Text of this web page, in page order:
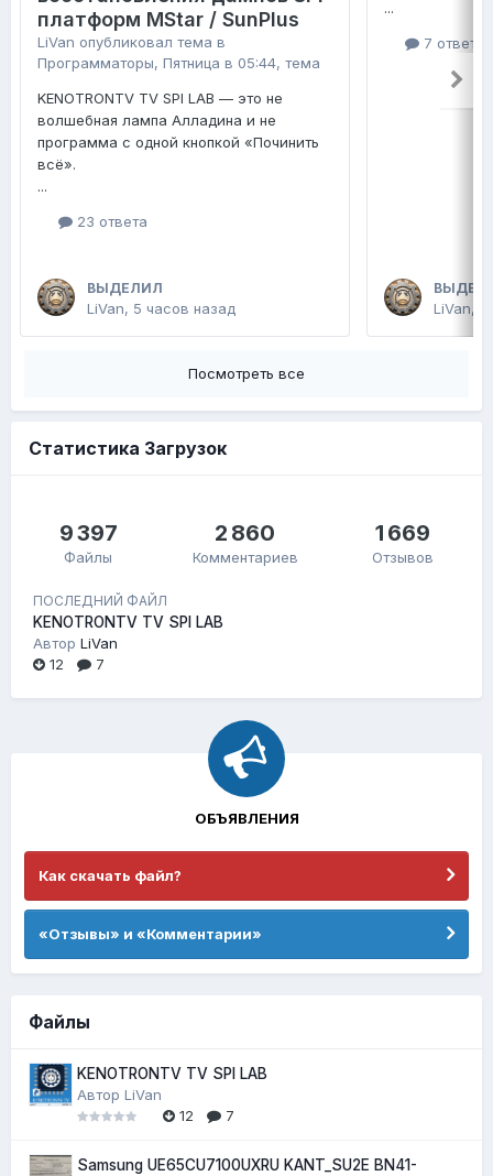
платформ MStar / SunPlus
LiVan опубликовал тема в
Программаторы, Пятница в 05:44, тема
KENOTRONTV TV SPI LAB — это не
волшебная лампа Алладина и не
программа с одной кнопкой «Починить
всё».
...
23 ответа
ВЫДЕЛИЛ
LiVan, 5 часов назад
...
7 ответов
LiVan,
Посмотреть все
Статистика Загрузок
9 397
Файлы
2 860
Комментариев
1 669
Отзывов
ПОСЛЕДНИЙ ФАЙЛ
KENOTRONTV TV SPI LAB
Автор LiVan
12
7
ОБЪЯВЛЕНИЯ
Как скачать файл?
«Отзывы» и «Комментарии»
Файлы
KENOTRONTV TV SPI LAB
Автор LiVan
12
7
Samsung UE65CU7100UXRU KANT_SU2E BN41-